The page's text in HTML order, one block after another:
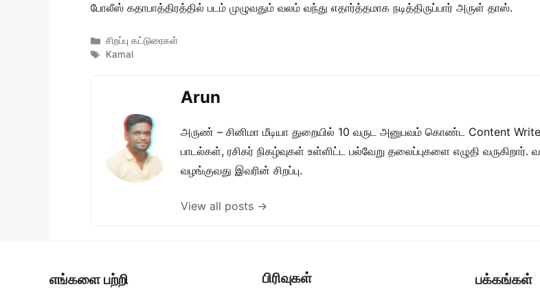
போலீஸ் கதாபாத்திரத்தில் படம் முழுவதும் வலம் வந்து எதார்த்தமாக நடித்திருப்பார் அருள் தாஸ்.
Categories
சிறப்பு கட்டுரைகள்
Tags
Kamal
Arun
அருண் – சினிமா மீடியா துறையில் 10 வருட அனுபவம் கொண்ட Content
பாடல்கள், ரசிகர் நிகழ்வுகள் உள்ளிட்ட பல்வேறு தலைப்புகளை எழுதி
வழங்குவது இவரின் சிறப்பு.
View all posts →
எங்களை பற்றி பிரிவுகள் பக்கங்கள்